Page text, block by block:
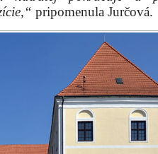
múzea
2016 otvorené od utorka
cez víkendy od 11.00
a Domu hudby
otvorené v režime letnej